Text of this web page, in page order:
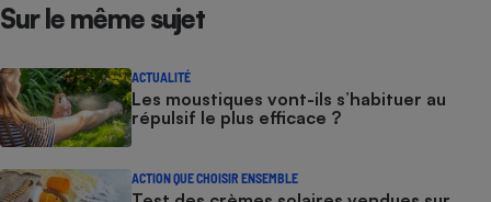
Sur le même sujet
ACTUALITÉ
Les moustiques vont-ils s’habituer au
répulsif le plus efficace ?
ACTION QUE CHOISIR ENSEMBLE